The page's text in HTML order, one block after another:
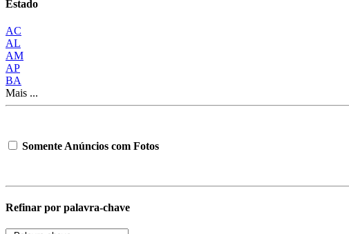
Estado
AC
AL
AM
AP
BA
Mais ...
Somente Anúncios com Fotos
Refinar por palavra-chave